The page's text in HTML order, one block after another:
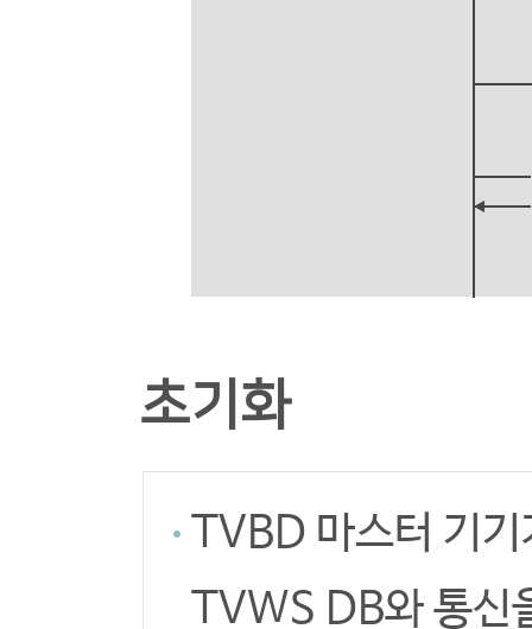
초기화
TVBD 마스터 기기
TVWS DB와 통신